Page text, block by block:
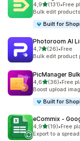
4,95 yıldız
(131)
toplam 131•Free
Bulk edit
Built for
Photoroom AI
4,75 yıldız
(26)
toplam 26•Free
Bulk edit product
PicManager
4,65 yıldız
(36)
toplam 36•Free
Boost upload
Built for
eCommix ‑
4,95 yıldız
(19)
toplam 19•Free
Export to a